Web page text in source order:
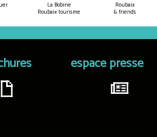
La Bobine
Roubaix tourisme
Roubaix
& friends
espace presse